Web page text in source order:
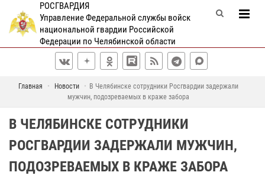
РОСГВАРДИЯ
Управление Федеральной службы войск
национальной гвардии Российской
Федерации по Челябинской области
Главная Новости
В Челябинске сотрудники Росгвардии задержали
мужчин, подозреваемых в краже забора
В ЧЕЛЯБИНСКЕ СОТРУДНИКИ
РОСГВАРДИИ ЗАДЕРЖАЛИ МУЖЧИН,
ПОДОЗРЕВАЕМЫХ В КРАЖЕ ЗАБОРА